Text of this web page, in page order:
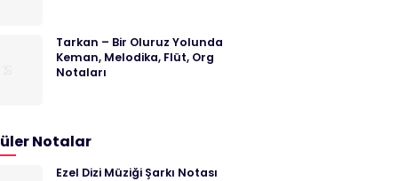
Tarkan – Bir Oluruz Yolunda
Keman, Melodika, Flüt, Org
Notaları
Notalar
Ezel Dizi Müziği Şarkı Notası